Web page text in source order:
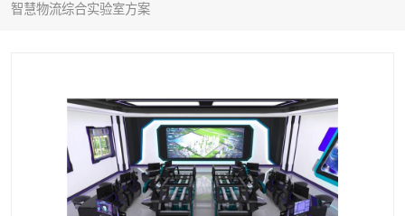
智慧物流综合实验室方案
工业工程实训室